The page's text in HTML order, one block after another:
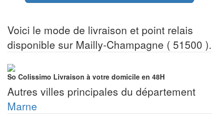
Voici le mode de livraison et point relais
disponible sur Mailly-Champagne ( 51500 ).
So Colissimo Livraison à votre domicile en 48H
Autres villes principales du département
Marne